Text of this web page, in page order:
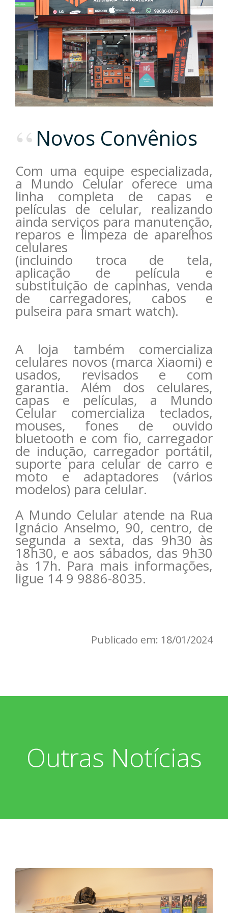
Novos Convênios
Com uma equipe especializada,
a Mundo Celular oferece uma
linha completa de capas e
películas de celular, realizando
ainda serviços para manutenção,
reparos e limpeza de aparelhos
celulares
(incluindo troca de tela,
aplicação de película e
substituição de capinhas, venda
de carregadores, cabos e
pulseira para smart watch).
A loja também comercializa
celulares novos (marca Xiaomi) e
usados, revisados e com
garantia. Além dos celulares,
capas e películas, a Mundo
Celular comercializa teclados,
mouses, fones de ouvido
bluetooth e com fio, carregador
de indução, carregador portátil,
suporte para celular de carro e
moto e adaptadores (vários
modelos) para celular.
A Mundo Celular atende na Rua
Ignácio Anselmo, 90, centro, de
segunda a sexta, das 9h30 às
18h30, e aos sábados, das 9h30
às 17h. Para mais informações,
ligue 14 9 9886-8035.
Publicado em: 18/01/2024
Outras Notícias